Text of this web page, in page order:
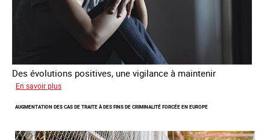
Des évolutions positives, une vigilance à maintenir
En savoir plus
nouveaux
du
AUGMENTATION DES CAS DE TRAITE À DES FINS DE CRIMINALITÉ FORCÉE EN EUROPE